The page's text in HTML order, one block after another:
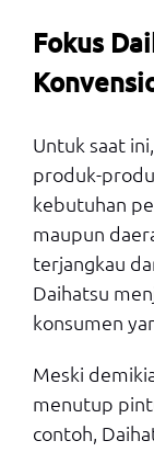
Fokus
Untuk saat
produk-
kebutuhan
maupun
terjangkau
Daihatsu
konsumen
Meski
menutup
contoh,